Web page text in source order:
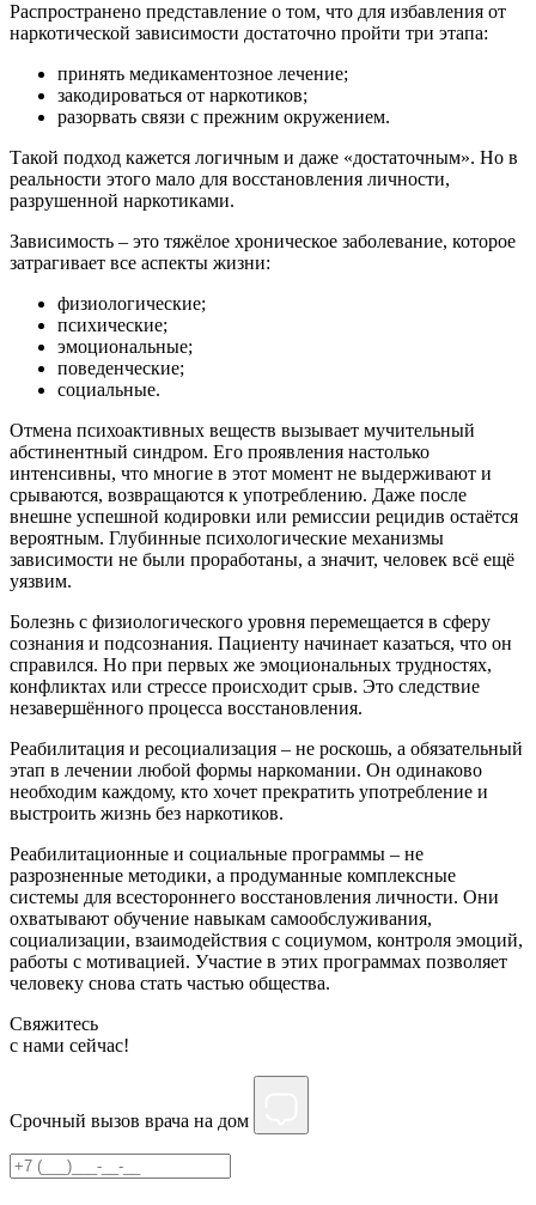
Распространено представление о том, что для избавления от
наркотической зависимости достаточно пройти три этапа:
принять медикаментозное лечение;
закодироваться от наркотиков;
разорвать связи с прежним окружением.
Такой подход кажется логичным и даже «достаточным». Но в
реальности этого мало для восстановления личности,
разрушенной наркотиками.
Зависимость – это тяжёлое хроническое заболевание, которое
затрагивает все аспекты жизни:
физиологические;
психические;
эмоциональные;
поведенческие;
социальные.
Отмена психоактивных веществ вызывает мучительный
абстинентный синдром. Его проявления настолько
интенсивны, что многие в этот момент не выдерживают и
срываются, возвращаются к употреблению. Даже после
внешне успешной кодировки или ремиссии рецидив остаётся
вероятным. Глубинные психологические механизмы
зависимости не были проработаны, а значит, человек всё ещё
уязвим.
Болезнь с физиологического уровня перемещается в сферу
сознания и подсознания. Пациенту начинает казаться, что он
справился. Но при первых же эмоциональных трудностях,
конфликтах или стрессе происходит срыв. Это следствие
незавершённого процесса восстановления.
Реабилитация и ресоциализация – не роскошь, а обязательный
этап в лечении любой формы наркомании. Он одинаково
необходим каждому, кто хочет прекратить употребление и
выстроить жизнь без наркотиков.
Реабилитационные и социальные программы – не
разрозненные методики, а продуманные комплексные
системы для всестороннего восстановления личности. Они
охватывают обучение навыкам самообслуживания,
социализации, взаимодействия с социумом, контроля эмоций,
работы с мотивацией. Участие в этих программах позволяет
человеку снова стать частью общества.
Свяжитесь
c нами сейчас!
Срочный вызов врача на дом